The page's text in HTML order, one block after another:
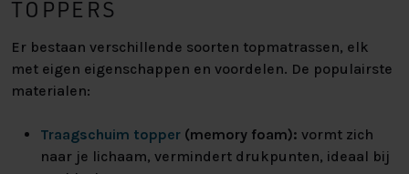
TOPPERS
Er bestaan verschillende soorten topmatrassen, elk
met eigen eigenschappen en voordelen. De populairste
materialen:
Traagschuim topper (memory foam): vormt zich
naar je lichaam, vermindert drukpunten, ideaal bij